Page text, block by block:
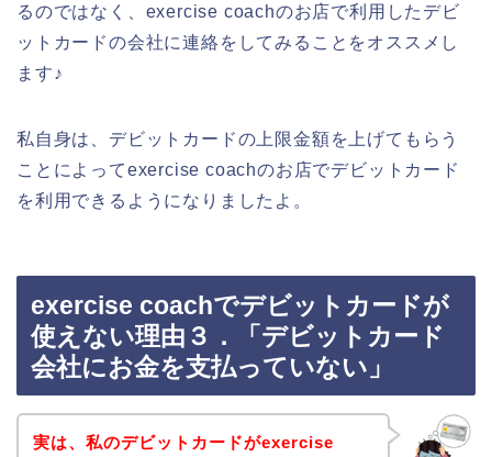
るのではなく、exercise coachのお店で利用したデビ
ットカードの会社に連絡をしてみることをオススメし
ます♪
私自身は、デビットカードの上限金額を上げてもらう
ことによってexercise coachのお店でデビットカード
を利用できるようになりましたよ。
exercise coachでデビットカードが
使えない理由３．「デビットカード
会社にお金を支払っていない」
実は、私のデビットカードがexercise